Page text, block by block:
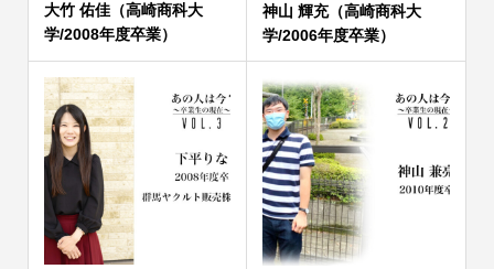
大竹 佑佳（高崎商科大
学/2008年度卒業）
神山 輝充（高崎商科大
学/2006年度卒業）